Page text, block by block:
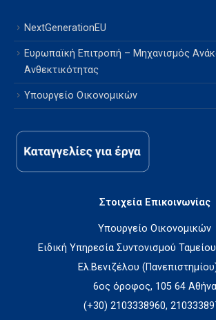
NextGenerationEU
Ευρωπαϊκή Επιτροπή – Μηχανισμός
Ανθεκτικότητας
Υπουργείο Οικονομικών
Στοιχεία Επικοινωνίας
Υπουργείο Οικονομικών
Ειδική Υπηρεσία Συντονισμού
Ελ.Βενιζέλου
6ος όροφος, 105 64 Αθήνα
(+30) 2103338960,